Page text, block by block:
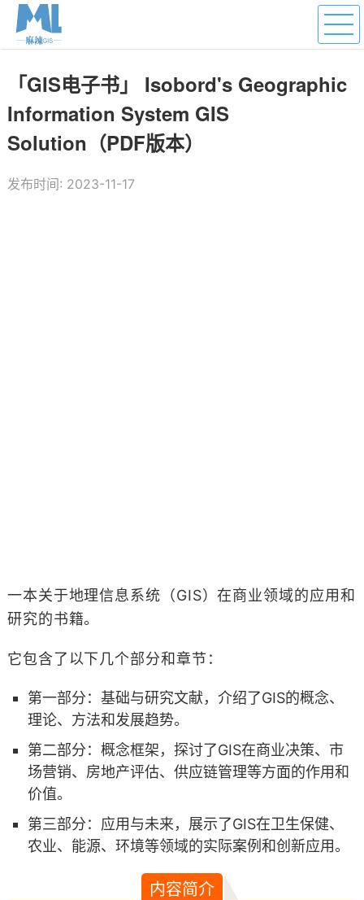
「GIS电子书」 Isobord's Geographic
Information System GIS
Solution（PDF版本）
发布时间: 2023-11-17
一本关于地理信息系统（GIS）在商业领域的应用和
研究的书籍。
它包含了以下几个部分和章节：
第一部分：基础与研究文献，介绍了GIS的概念、
理论、方法和发展趋势。
第二部分：概念框架，探讨了GIS在商业决策、市
场营销、房地产评估、供应链管理等方面的作用和
价值。
第三部分：应用与未来，展示了GIS在卫生保健、
农业、能源、环境等领域的实际案例和创新应用。
内容简介